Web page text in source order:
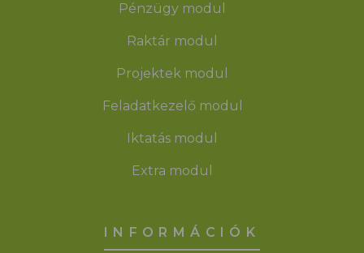
Pénzügy modul
Raktár modul
Projektek modul
Feladatkezelő modul
Iktatás modul
Extra modul
INFORMÁCIÓK